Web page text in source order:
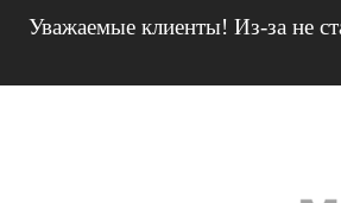
Уважаемые клиенты! Из-за не